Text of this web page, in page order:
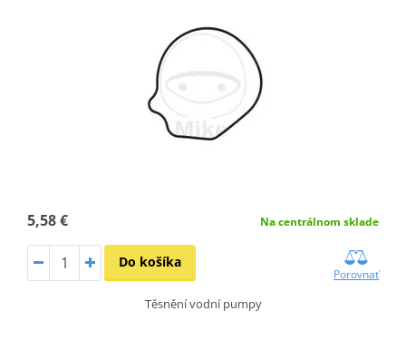
5,58 € Na centrálnom sklade
Do košíka
Porovnať
Těsnění vodní pumpy